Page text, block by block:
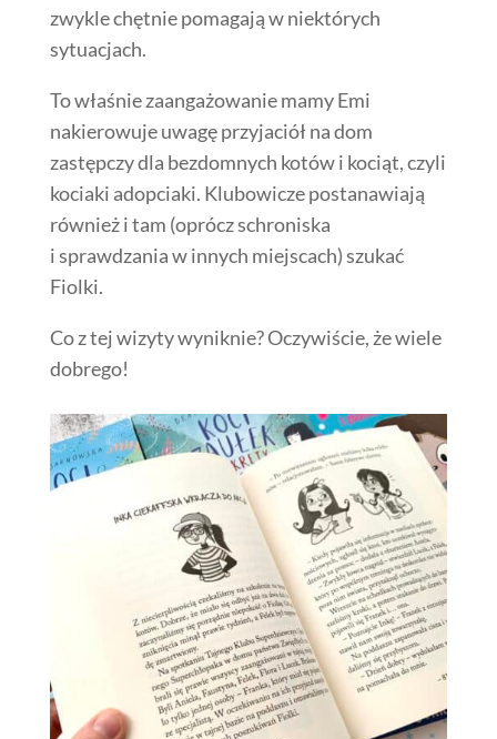
zwykle chętnie pomagają w niektórych
sytuacjach.
To właśnie zaangażowanie mamy Emi
nakierowuje uwagę przyjaciół na dom
zastępczy dla bezdomnych kotów i kociąt, czyli
kociaki adopciaki. Klubowicze postanawiają
również i tam (oprócz schroniska
i sprawdzania w innych miejscach) szukać
Fiolki.
Co z tej wizyty wyniknie? Oczywiście, że wiele
dobrego!